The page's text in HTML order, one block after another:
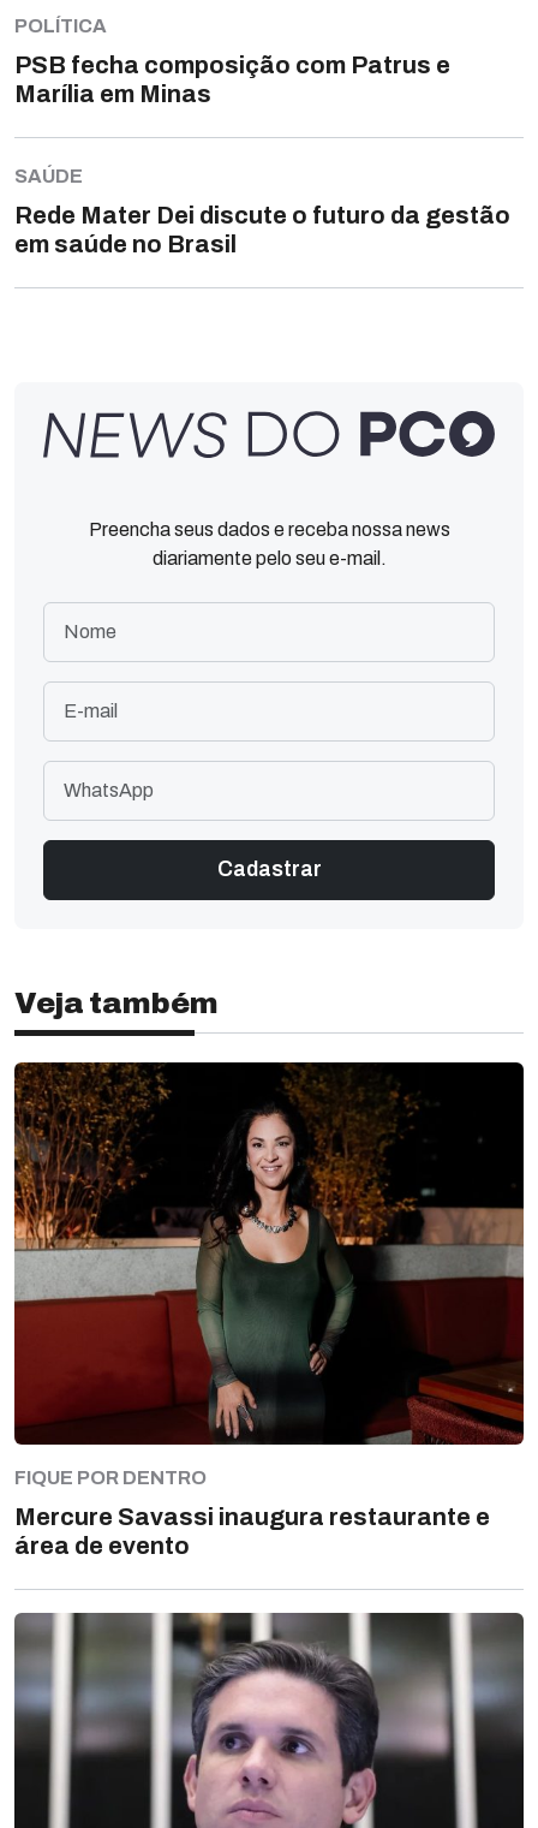
POLÍTICA
PSB fecha composição com Patrus e
Marília em Minas
SAÚDE
Rede Mater Dei discute o futuro da gestão
em saúde no Brasil
Preencha seus dados e receba nossa news
diariamente pelo seu e-mail.
Veja também
FIQUE POR DENTRO
Mercure Savassi inaugura restaurante e
área de evento